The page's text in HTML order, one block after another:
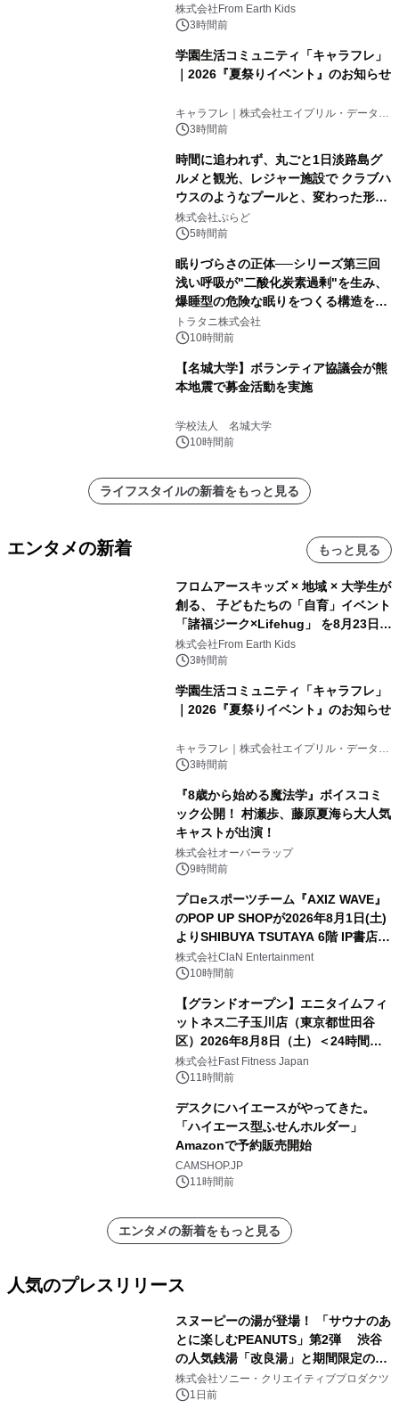
(日)開催
株式会社From Earth Kids
3時間前
学園生活コミュニティ「キャラフレ」
｜2026『夏祭りイベント』のお知らせ
キャラフレ｜株式会社エイプリル・データ・
デザインズ
3時間前
時間に追われず、丸ごと1日淡路島グ
ルメと観光、レジャー施設で クラブハ
ウスのようなプールと、変わった形の
サウナも 「THE BOXY AWAJI」のお
得な素泊まり連泊プランで
株式会社ぷらど
5時間前
眠りづらさの正体──シリーズ第三回
浅い呼吸が"二酸化炭素過剰"を生み、
爆睡型の危険な眠りをつくる構造を解
説
トラタニ株式会社
10時間前
【名城大学】ボランティア協議会が熊
本地震で募金活動を実施
学校法人 名城大学
10時間前
ライフスタイルの新着をもっと見る
エンタメの新着 もっと見る
フロムアースキッズ × 地域 × 大学生が
創る、 子どもたちの「自育」イベント
「諸福ジーク×Lifehug」 を8月23日
(日)開催
株式会社From Earth Kids
3時間前
学園生活コミュニティ「キャラフレ」
｜2026『夏祭りイベント』のお知らせ
キャラフレ｜株式会社エイプリル・データ・
デザインズ
3時間前
『8歳から始める魔法学』ボイスコミ
ック公開！ 村瀬歩、藤原夏海ら大人気
キャストが出演！
株式会社オーバーラップ
9時間前
プロeスポーツチーム『AXIZ WAVE』
のPOP UP SHOPが2026年8月1日(土)
よりSHIBUYA TSUTAYA 6階 IP書店で
開催決定！！
株式会社ClaN Entertainment
10時間前
【グランドオープン】エニタイムフィ
ットネス二子玉川店（東京都世田谷
区）2026年8月8日（土）＜24時間年
中無休のフィットネスジム＞
株式会社Fast Fitness Japan
11時間前
デスクにハイエースがやってきた。
「ハイエース型ふせんホルダー」
Amazonで予約販売開始
CAMSHOP.JP
11時間前
エンタメの新着をもっと見る
人気のプレスリリース
スヌーピーの湯が登場！ 「サウナのあ
とに楽しむPEANUTS」第2弾 渋谷
の人気銭湯「改良湯」と期間限定のコ
ラボレーション サウナイキタイコラ
ボグッズも発売決定！
株式会社ソニー・クリエイティブプロダクツ
1日前